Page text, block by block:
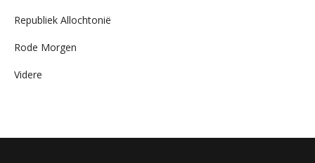
Republiek Allochtonië
Rode Morgen
Videre